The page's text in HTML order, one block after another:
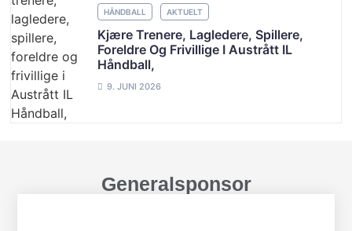
HÅNDBALL AKTUELT
Kjære Trenere, Lagledere, Spillere,
Foreldre Og Frivillige I Austrått IL
Håndball,
9. JUNI 2026
Generalsponsor